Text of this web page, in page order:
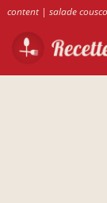
content| salade
ruhm banane kiwi
oranger
scone